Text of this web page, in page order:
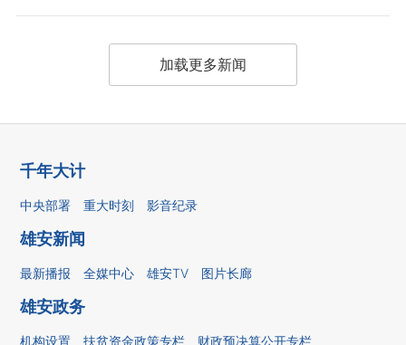
加载更多新闻
千年大计
中央部署 重大时刻 影音纪录
雄安新闻
最新播报 全媒中心 雄安TV 图片长廊
雄安政务
机构设置 扶贫资金政策专栏
财政预决算公开专栏